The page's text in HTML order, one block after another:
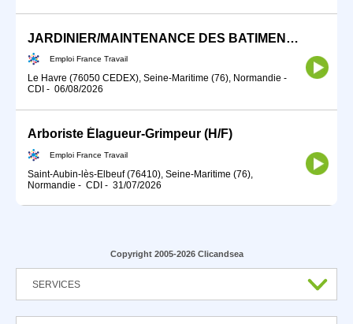
JARDINIER/MAINTENANCE DES BATIMENTS (H/F)
Emploi France Travail
Le Havre (76050 CEDEX), Seine-Maritime (76), Normandie -
CDI - 06/08/2026
Arboriste Élagueur-Grimpeur (H/F)
Emploi France Travail
Saint-Aubin-lès-Elbeuf (76410), Seine-Maritime (76),
Normandie - CDI - 31/07/2026
Copyright 2005-2026 Clicandsea
SERVICES